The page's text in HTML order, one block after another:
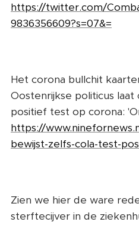
https://twitter.com/
9836356609?s=07&=
Het corona bullchit
Oostenrijkse politicus
positief test op corona:
https://
bewijst-zelfs-cola-test-
Zien we hier de ware
sterftecijver in de